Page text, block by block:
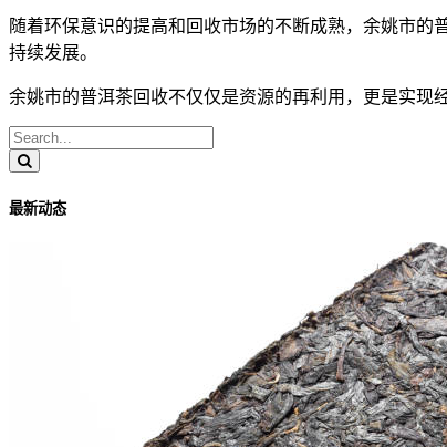
随着环保意识的提高和回收市场的不断成熟，余姚市的
持续发展。
余姚市的普洱茶回收不仅仅是资源的再利用，更是实现
最新动态